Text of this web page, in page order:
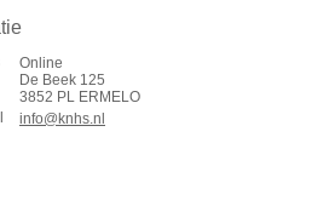
Online
De Beek 125
3852 PL ERMELO
info@knhs.nl